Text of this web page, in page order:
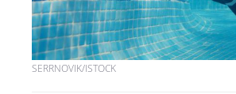
SERRNOVIK/ISTOCK